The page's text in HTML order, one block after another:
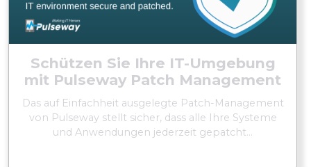
Schützen Sie Ihre IT-Umgebung
mit Pulseway Patch Management
Das auf Einfachheit ausgelegte Patch-Management
von Pulseway stellt sicher, dass alle Ihre Systeme
und Anwendungen jederzeit gepatcht...